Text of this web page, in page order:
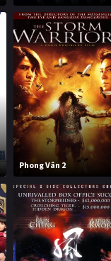
Phong Vân 2